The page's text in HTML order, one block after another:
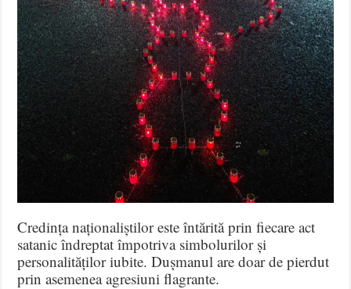
Credința naționaliștilor este întărită prin fiecare act
satanic îndreptat împotriva simbolurilor și
personalităților iubite. Dușmanul are doar de pierdut
prin asemenea agresiuni flagrante.